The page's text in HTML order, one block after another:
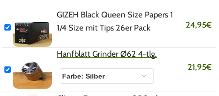
GIZEH Black Queen Size Papers 1
1/4 Size mit Tips 26er Pack
24,95€
Hanfblatt Grinder Ø62 4-tlg.
21,95€